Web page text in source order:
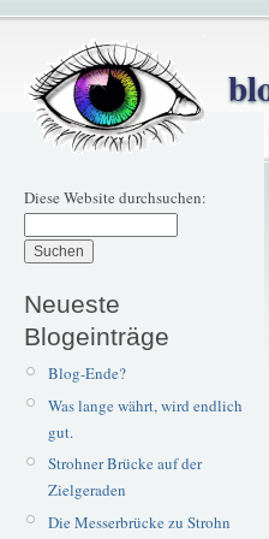
Diese Website durchsuchen:
Neueste
Blogeinträge
Blog-Ende?
Was lange währt, wird endlich
gut.
Strohner Brücke auf der
Zielgeraden
Die Messerbrücke zu Strohn